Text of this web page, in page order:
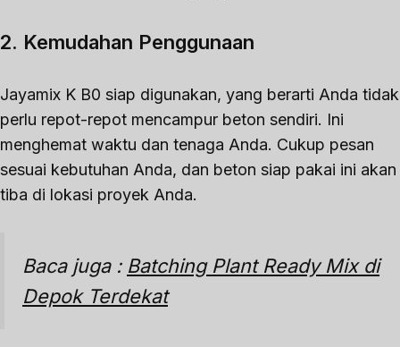
2. Kemudahan Penggunaan
Jayamix K B0 siap digunakan, yang berarti Anda tidak
perlu repot-repot mencampur beton sendiri. Ini
menghemat waktu dan tenaga Anda. Cukup pesan
sesuai kebutuhan Anda, dan beton siap pakai ini akan
tiba di lokasi proyek Anda.
Baca juga : Batching Plant Ready Mix di
Depok Terdekat